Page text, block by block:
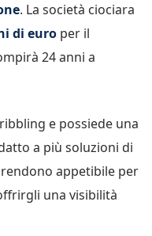
. La società ciociara
di euro per il
24 anni a
e possiede una
a più soluzioni di
appetibile per
una visibilità